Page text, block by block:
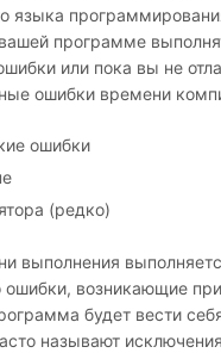
языка
программе
или пока вы не
ошибки времени
ошибки
(редко)
выполнения
ошибки, возникающие
будет вести
называют